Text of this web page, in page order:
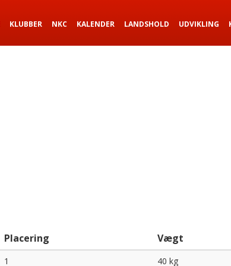
KLUBBER NKC KALENDER LANDSHOLD UDVIKLING
Placering Vægt
1 40 kg